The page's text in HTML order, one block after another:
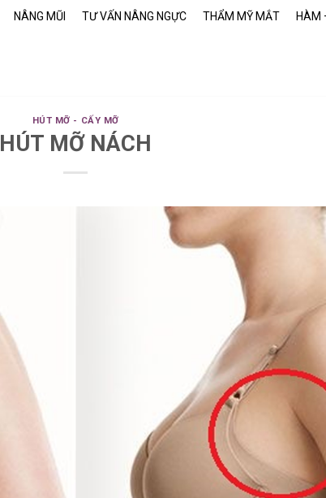
NÂNG MŨI TƯ VẤN NÂNG NGỰC THẨM MỸ MẮT HÀM
HÚT MỠ - CẤY MỠ
HÚT MỠ NÁCH